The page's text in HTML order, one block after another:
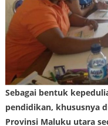
Sebagai bentuk
pendidikan, khususnya
Provinsi Maluku utara